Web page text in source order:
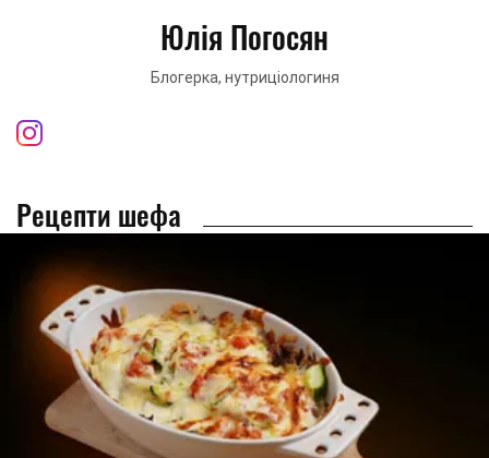
Юлія Погосян
Блогерка, нутриціологиня
Рецепти шефа